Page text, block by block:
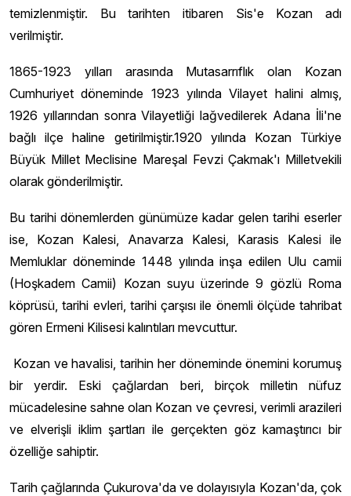
temizlenmiştir. Bu tarihten itibaren Sis'e Kozan adı
verilmiştir.
1865-1923 yılları arasında Mutasarrıflık olan Kozan
Cumhuriyet döneminde 1923 yılında Vilayet halini almış,
1926 yıllarından sonra Vilayetliği lağvedilerek Adana İli'ne
bağlı ilçe haline getirilmiştir.1920 yılında Kozan Türkiye
Büyük Millet Meclisine Mareşal Fevzi Çakmak'ı Milletvekili
olarak gönderilmiştir.
Bu tarihi dönemlerden günümüze kadar gelen tarihi eserler
ise, Kozan Kalesi, Anavarza Kalesi, Karasis Kalesi ile
Memluklar döneminde 1448 yılında inşa edilen Ulu camii
(Hoşkadem Camii) Kozan suyu üzerinde 9 gözlü Roma
köprüsü, tarihi evleri, tarihi çarşısı ile önemli ölçüde tahribat
gören Ermeni Kilisesi kalıntıları mevcuttur.
Kozan ve havalisi, tarihin her döneminde önemini korumuş
bir yerdir. Eski çağlardan beri, birçok milletin nüfuz
mücadelesine sahne olan Kozan ve çevresi, verimli arazileri
ve elverişli iklim şartları ile gerçekten göz kamaştırıcı bir
özelliğe sahiptir.
Tarih çağlarında Çukurova'da ve dolayısıyla Kozan'da, çok